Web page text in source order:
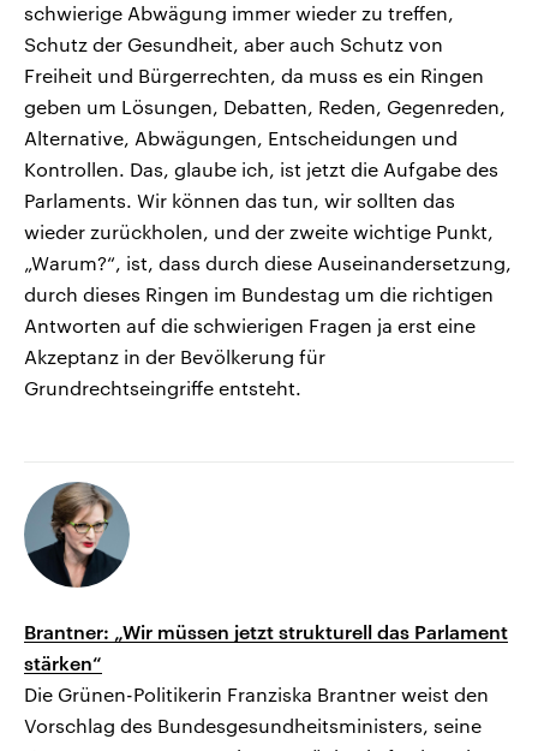
schwierige Abwägung immer wieder zu treffen,
Schutz der Gesundheit, aber auch Schutz von
Freiheit und Bürgerrechten, da muss es ein Ringen
geben um Lösungen, Debatten, Reden, Gegenreden,
Alternative, Abwägungen, Entscheidungen und
Kontrollen. Das, glaube ich, ist jetzt die Aufgabe des
Parlaments. Wir können das tun, wir sollten das
wieder zurückholen, und der zweite wichtige Punkt,
„Warum?“, ist, dass durch diese Auseinandersetzung,
durch dieses Ringen im Bundestag um die richtigen
Antworten auf die schwierigen Fragen ja erst eine
Akzeptanz in der Bevölkerung für
Grundrechtseingriffe entsteht.
Brantner: „Wir müssen jetzt strukturell das Parlament
stärken“
Die Grünen-Politikerin Franziska Brantner weist den
Vorschlag des Bundesgesundheitsministers, seine